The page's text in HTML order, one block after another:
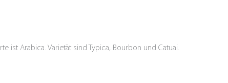
ist Arabica. Varietät sind Typica, Bourbon und Catuai.